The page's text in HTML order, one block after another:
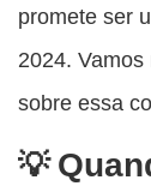
promete ser
2024.
sobre essa